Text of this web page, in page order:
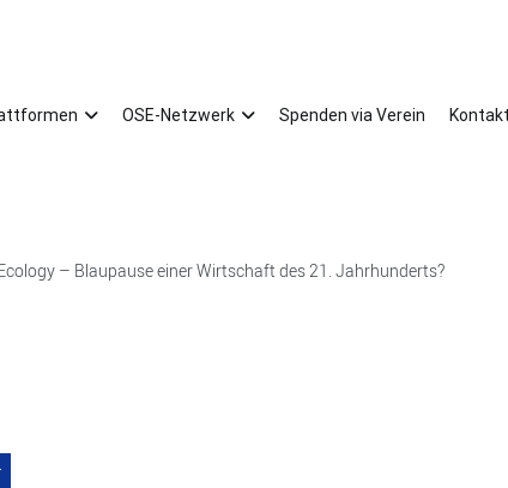
OSE-Netzwerk Spenden via Verein Kontakt
– Blaupause einer Wirtschaft des 21. Jahrhunderts?